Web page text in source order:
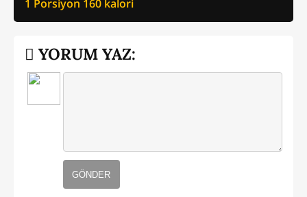
1 Porsiyon 160 kalori
YORUM YAZ:
GÖNDER